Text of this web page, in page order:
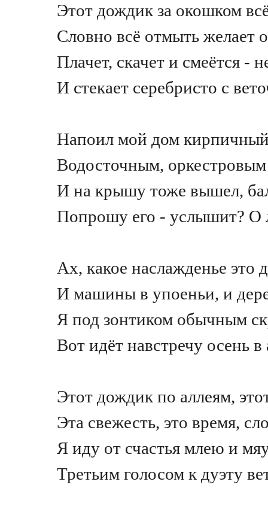
Этот дождик за окошком
Словно всё отмыть желает
Плачет, скачет и смеётся -
И стекает серебристо с
Напоил мой дом
Водосточным, оркестровым
И на крышу тоже вышел,
Попрошу его - услышит?
Ах, какое наслажденье это
И машины в упоеньи, и
Я под зонтиком обычным
Вот идёт навстречу осень
Этот дождик по аллеям,
Эта свежесть, это время,
Я иду от счастья млею и
Третьим голосом к дуэту